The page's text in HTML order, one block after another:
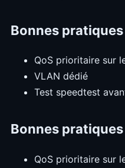
Bonnes
QoS prioritaire sur
VLAN dédié
Test speedtest
Bonnes
QoS prioritaire sur